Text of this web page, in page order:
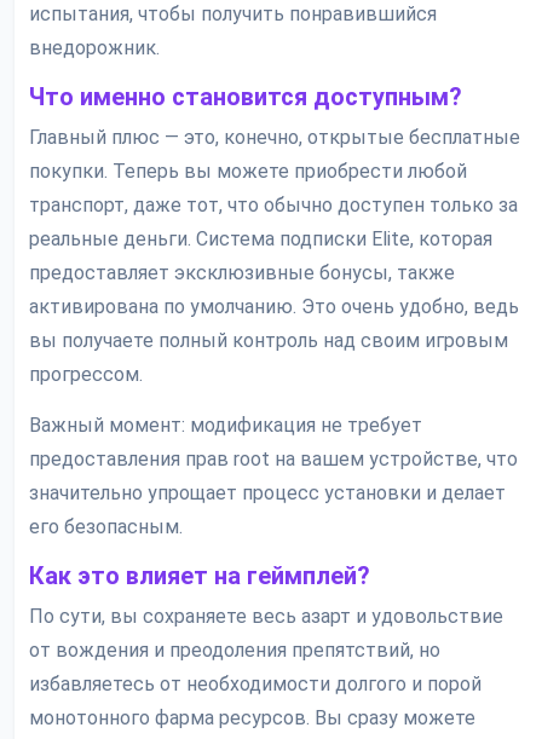
испытания, чтобы получить понравившийся
внедорожник.
Что именно становится доступным?
Главный плюс — это, конечно, открытые бесплатные
покупки. Теперь вы можете приобрести любой
транспорт, даже тот, что обычно доступен только за
реальные деньги. Система подписки Elite, которая
предоставляет эксклюзивные бонусы, также
активирована по умолчанию. Это очень удобно, ведь
вы получаете полный контроль над своим игровым
прогрессом.
Важный момент: модификация не требует
предоставления прав root на вашем устройстве, что
значительно упрощает процесс установки и делает
его безопасным.
Как это влияет на геймплей?
По сути, вы сохраняете весь азарт и удовольствие
от вождения и преодоления препятствий, но
избавляетесь от необходимости долгого и порой
монотонного фарма ресурсов. Вы сразу можете